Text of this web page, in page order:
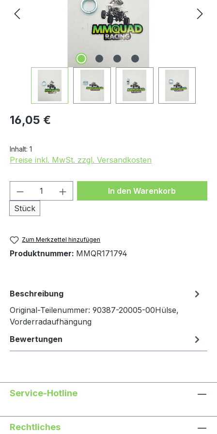
Regulärer Preis:
16,05 €
Inhalt: 1
Preise inkl. MwSt. zzgl. Versandkosten
Produkt Anzahl: Gib den
Stück
In den Warenkorb
Zum Merkzettel hinzufügen
Produktnummer: MMQR171794
Beschreibung
Original-Teilenummer: 90387-20005-00Hülse,
Vorderradaufhängung
Bewertungen
Service-Hotline
Rechtliches